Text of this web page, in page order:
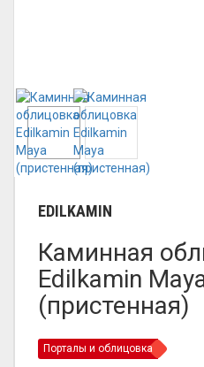
EDILKAMIN
Каминная
Edilkamin
(пристенная)
Порталы и облицовка